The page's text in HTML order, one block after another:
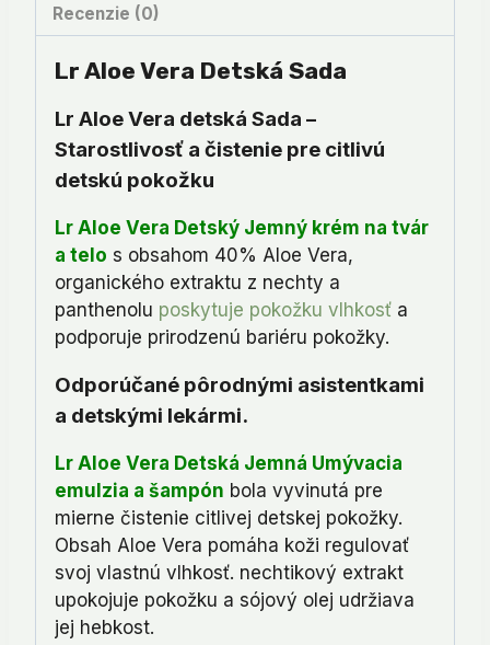
Recenzie (0)
Lr Aloe Vera Detská Sada
Lr Aloe Vera detská Sada –
Starostlivosť a čistenie pre citlivú
detskú pokožku
Lr Aloe Vera Detský Jemný krém na tvár
a telo s obsahom 40% Aloe Vera,
organického extraktu z nechty a
panthenolu poskytuje pokožku vlhkosť a
podporuje prirodzenú bariéru pokožky.
Odporúčané pôrodnými asistentkami
a detskými lekármi.
Lr Aloe Vera Detská Jemná Umývacia
emulzia a šampón bola vyvinutá pre
mierne čistenie citlivej detskej pokožky.
Obsah Aloe Vera pomáha koži regulovať
svoj vlastnú vlhkosť. nechtikový extrakt
upokojuje pokožku a sójový olej udržiava
jej hebkost.